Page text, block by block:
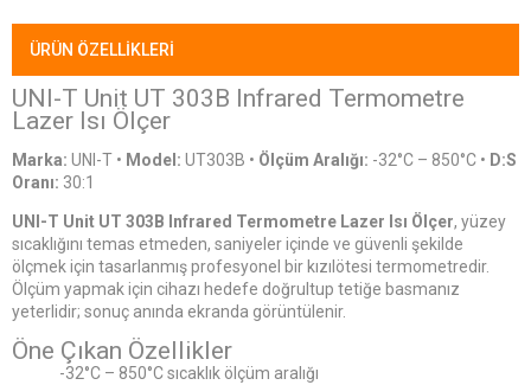
ÜRÜN ÖZELLIKLERI
UNI-T Unit UT 303B Infrared Termometre
Lazer Isı Ölçer
Marka: UNI-T • Model: UT303B • Ölçüm Aralığı: -32°C – 850°C • D:S
Oranı: 30:1
UNI-T Unit UT 303B Infrared Termometre Lazer Isı Ölçer, yüzey
sıcaklığını temas etmeden, saniyeler içinde ve güvenli şekilde
ölçmek için tasarlanmış profesyonel bir kızılötesi termometredir.
Ölçüm yapmak için cihazı hedefe doğrultup tetiğe basmanız
yeterlidir; sonuç anında ekranda görüntülenir.
Öne Çıkan Özellikler
-32°C – 850°C sıcaklık ölçüm aralığı